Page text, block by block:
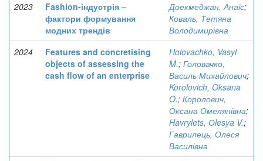
2023
Fashion-індустрія –
фактори формування
модних трендів
Доекмеджан, Анаїс;
Коваль, Тетяна
Володимирівна
2024
Features and concretising
objects of assessing the
cash flow of an enterprise
Holovachko, Vasyl
M.; Головачко,
Василь Михайлович;
Korolovich, Oksana
O.; Королович,
Оксана Омелянівна;
Havrylets, Оlesya V.;
Гаврилець, Олеся
Василівна